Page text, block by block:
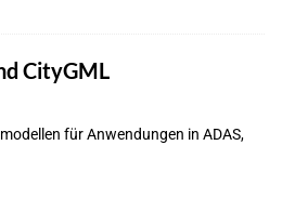
CityGML
für Anwendungen in ADAS,